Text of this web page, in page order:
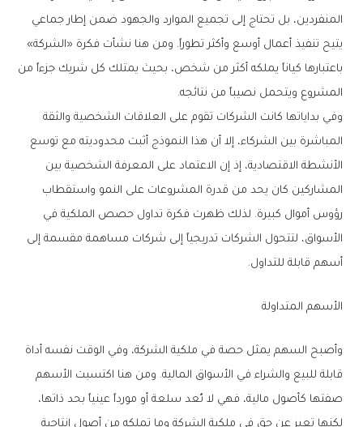
المنفردين، بل تحتاج إلى تجميع الموارد والجهود ضمن إطار جماعي
يتيح تنفيذ أعمال أوسع وأكثر تطوراً. ومن هنا نشأت فكرة «الشركة»
باعتبارها كياناً يملكه أكثر من شخص، بحيث يمتلك كل شريك جزءاً من
المشروع ويتحمل نصيباً من نتائجه.
وفي بداياتها كانت الشركات تقوم على العلاقات الشخصية والثقة
المباشرة بين الشركاء، إلا أن هذا النموذج أثبت محدوديته مع توسع
الأنشطة الاقتصادية، إذ إن الاعتماد على المعرفة الشخصية بين
المشاركين كان يحد من قدرة المشروعات على النمو واستقطاب
رؤوس أموال كبيرة. لذلك ظهرت فكرة تداول حصص الملكية في
الأسواق، لتتحول الشركات تدريجياً إلى شركات مساهمة مقسمة إلى
أسهم قابلة للتداول.
الأسهم المتداولة
وأصبح السهم يمثل حصة في ملكية الشركة، وفي الوقت نفسه أداة
قابلة للبيع والشراء في الأسواق المالية. ومن هنا اكتسبت الأسهم
صفتها كأصول مالية، فهي لا تُعد سلعة أو مورداً عينياً بحد ذاتها،
لكنها تعبر عن حق في ملكية الشركة وما تملكه من أصول إنتاجية